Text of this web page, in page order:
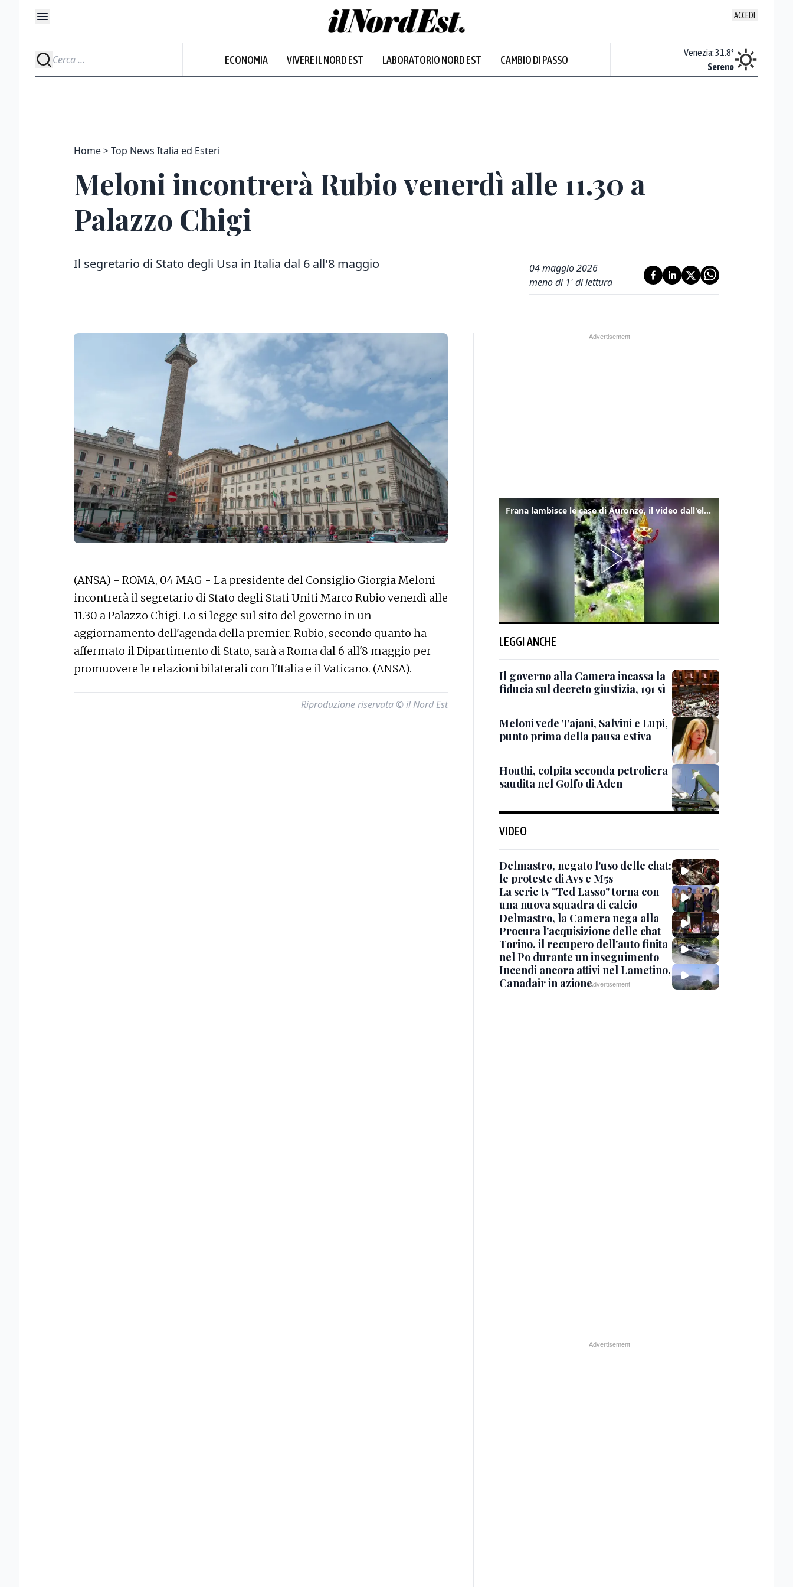
ACCEDI
ECONOMIA VIVERE IL NORD EST LABORATORIO NORD EST CAMBIO DI PASSO
Nuvoloso
Venezia:31.8°
Sereno
Home Top News Italia ed Esteri
Meloni incontrerà Rubio venerdì alle 11.30 a
Palazzo Chigi
Il segretario di Stato degli Usa in Italia dal 6 all'8 maggio
04 maggio 2026
meno di 1' di lettura
(ANSA) - ROMA, 04 MAG - La presidente del Consiglio Giorgia Meloni
incontrerà il segretario di Stato degli Stati Uniti Marco Rubio venerdì alle
11.30 a Palazzo Chigi. Lo si legge sul sito del governo in un
aggiornamento dell'agenda della premier. Rubio, secondo quanto ha
affermato il Dipartimento di Stato, sarà a Roma dal 6 all'8 maggio per
promuovere le relazioni bilaterali con l'Italia e il Vaticano. (ANSA).
Riproduzione riservata © il Nord Est
Frana lambisce le case di Auronzo, il video dall'elicottero dei vigili del fuoco
LEGGI ANCHE
Il governo alla Camera incassa la
fiducia sul decreto giustizia, 191 sì
Meloni vede Tajani, Salvini e Lupi,
punto prima della pausa estiva
Houthi, colpita seconda petroliera
saudita nel Golfo di Aden
VIDEO
Delmastro, negato l'uso delle chat:
le proteste di Avs e M5s
La serie tv "Ted Lasso" torna con
una nuova squadra di calcio
Delmastro, la Camera nega alla
Procura l'acquisizione delle chat
Torino, il recupero dell'auto finita
nel Po durante un inseguimento
Incendi ancora attivi nel Lametino,
Canadair in azione